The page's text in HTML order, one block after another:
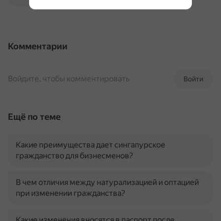
Комментарии
Войти
Войдите, чтобы комментировать
Ещё по теме
Какие преимущества дает сингапурское
гражданство для бизнесменов?
В чем отличия между натурализацией и оптацией
при изменении гражданства?